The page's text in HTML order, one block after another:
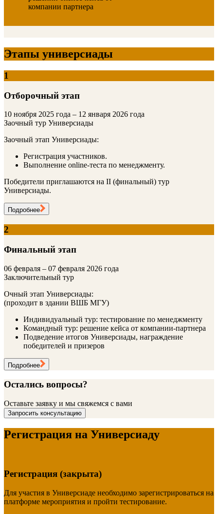
компании партнера
Этапы универсиады
1
Отборочный этап
10 ноября 2025 года – 12 января 2026 года
Заочный тур Универсиады
Заочный этап Универсиады:
Регистрация участников.
Выполнение online-теста по менеджменту.
Победители приглашаются на II (финальный) тур
Универсиады.
Подробнее
2
Финальный этап
06 февраля – 07 февраля 2026 года
Заключительный тур
Очный этап Универсиады:
(проходит в здании ВШБ МГУ)
Индивидуальный тур: тестирование по менеджменту
Командный тур: решение кейса от компании-партнера
Подведение итогов Универсиады, награждение
победителей и призеров
Подробнее
Остались вопросы?
Оставьте заявку и мы свяжемся с вами
Запросить консультацию
Регистрация на Универсиаду
Регистрация (закрыта)
Для участия в Универсиаде необходимо зарегистрироваться на
платформе мероприятия и пройти тестирование.